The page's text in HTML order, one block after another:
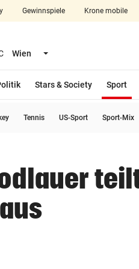
Gewinnspiele Krone mobile
Wien Menü aufklappen
Stars & Society Sport
Tennis US-Sport Sport-Mix